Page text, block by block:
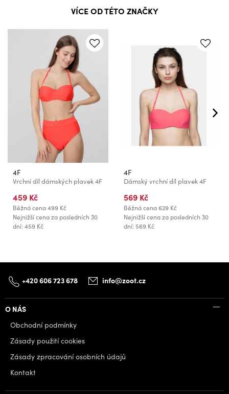
VÍCE OD TÉTO ZNAČKY
4F
Vrchní díl dámských plavek 4F
459 Kč
Běžná cena499 Kč
Nejnižší cena za posledních 30
dní: 459 Kč
4F
Dámský vrchní díl plavek 4F
569 Kč
Běžná cena629 Kč
Nejnižší cena za posledních 30
dní: 569 Kč
+420 606 723 678 info@zoot.cz
O NÁS
Obchodní podmínky
Zásady použití cookies
Zásady zpracování osobních údajů
Kontakt